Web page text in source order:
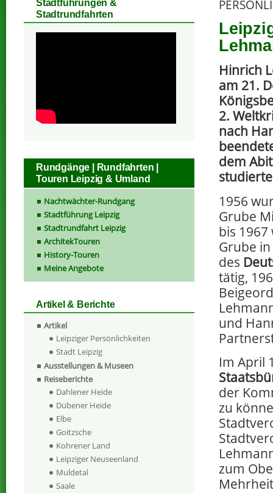
Hinrich
am 21.
2.
nach
dem
1956
Grube
bis
Grube
des
tätig,
und
Im April
der
zu
zum
Stadtführungen &
Stadtrundfahrten
Rundgänge | Rundfahrten |
Touren Leipzig & Umland
Nachtwächter-Rundgang
Stadtführung Leipzig
Stadtrundfahrt Leipzig
ArchitekTouren
History-Touren
Meine Angebote
Artikel & Berichte
Artikel
Leipziger Persönlichkeiten
Stadt Leipzig
Ausstellungen & Museen
Reiseberichte
Dahlener Heide
Dübener Heide
Elbe
Goitzsche
Kohrener Land
Leipziger Neuseenland
Muldetal
Saale